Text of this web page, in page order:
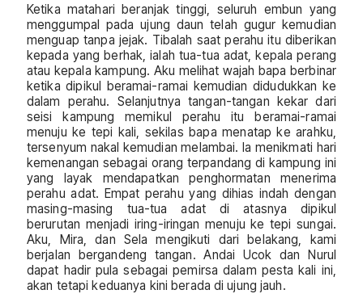
Ketika matahari beranjak tinggi, seluruh embun yang
menggumpal pada ujung daun telah gugur kemudian
menguap tanpa jejak. Tibalah saat perahu itu diberikan
kepada yang berhak, ialah tua-tua adat, kepala perang
atau kepala kampung. Aku melihat wajah bapa berbinar
ketika dipikul beramai-ramai kemudian didudukkan ke
dalam perahu. Selanjutnya tangan-tangan kekar dari
seisi kampung memikul perahu itu beramai-ramai
menuju ke tepi kali, sekilas bapa menatap ke arahku,
tersenyum nakal kemudian melambai. Ia menikmati hari
kemenangan sebagai orang terpandang di kampung ini
yang layak mendapatkan penghormatan menerima
perahu adat. Empat perahu yang dihias indah dengan
masing-masing tua-tua adat di atasnya dipikul
berurutan menjadi iring-iringan menuju ke tepi sungai.
Aku, Mira, dan Sela mengikuti dari belakang, kami
berjalan bergandeng tangan. Andai Ucok dan Nurul
dapat hadir pula sebagai pemirsa dalam pesta kali ini,
akan tetapi keduanya kini berada di ujung jauh.